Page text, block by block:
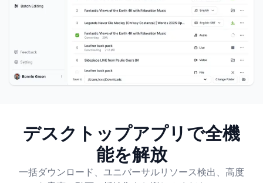
デスクトップアプリで全機
能を解放
一括ダウンロード、ユニバーサルリソース検出、高度